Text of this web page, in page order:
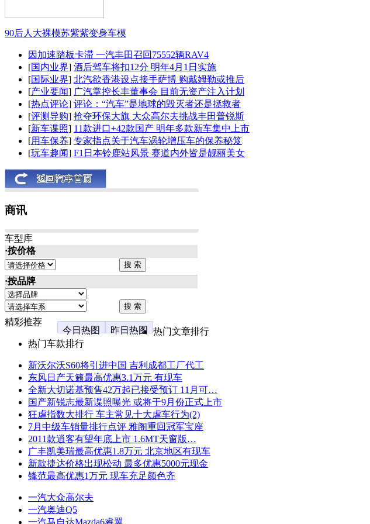
90后人大裸模苏紫紫变身车模
因加速踏板卡滞 一汽丰田召回75552辆RAV4
[国内业界] 酒后驾车将扣12分 明年4月1日实施
[国际业界] 北汽欲香港设点接手萨博 购戴姆勒或推后
[产业要闻] 广汽掌控长丰董事会 目前无资产注入计划
[热点评论] 评论：“汽车”是地球的毁灭者还是拯救者
[评测导购] 抢夺环保大旗 大众高尔夫挑战丰田普锐斯
[新车谍照] 11款进口+42款国产 明年多款新车集中上市
[用车保养] 专家指点关于汽车涡轮增压车的保养秘笈
[玩车趣闻] F1日本铃鹿站风景 赛道内外皆是靓丽美女
商讯
车型库
·按价格
·按品牌
精彩推荐
今日热图
昨日热图
热门文章排行
热门车款排行
新沃尔沃S60将引进中国 吉利成都工厂代工
东风日产天籁最高优惠3.1万元 有现车
全新大切诺基预售42万起已接受预订 11月可…
国产新锐志最新谍照曝光 或将于9月份正式上市
狂虐指数大排行 车主常见十大虐车行为(2)
7月中级车销量排行点评 雅阁重回冠军宝座
2011款逍客有望年底上市 1.6MT天窗版…
广丰凯美瑞最高优惠1.8万元 北京地区有现车
新款捷达价格出现松动 最多优惠5000元现金
锋范最高优惠1万元 现车充足颜色齐
一汽大众高尔夫
一汽奥迪Q5
一汽马自达Mazda6睿翼